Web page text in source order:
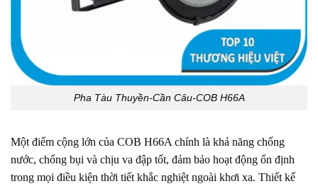
Pha Tàu Thuyền-Cần Câu-COB H66A
Một điểm cộng lớn của COB H66A chính là khả năng chống
nước, chống bụi và chịu va đập tốt, đảm bảo hoạt động ổn định
trong mọi điều kiện thời tiết khắc nghiệt ngoài khơi xa. Thiết kế